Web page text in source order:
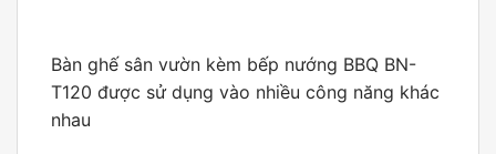
Bàn ghế sân vườn kèm bếp nướng BBQ BN-
T120 được sử dụng vào nhiều công năng khác
nhau